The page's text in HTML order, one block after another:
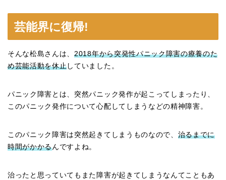
芸能界に復帰!
そんな松島さんは、2018年から突発性パニック障害の療養のた
め芸能活動を休止 していました。
パニック障害とは、突然パニック発作が起こってしまったり、
このパニック発作について心配してしまうなどの精神障害。
このパニック障害は突然起きてしまうものなので、 治るまでに
時間がかかるんですよね。
治ったと思っていてもまた障害が起きてしまうなんてこともあ